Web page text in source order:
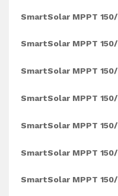
SmartSolar MPPT
SmartSolar MPPT
SmartSolar MPPT
SmartSolar MPPT
SmartSolar MPPT
SmartSolar MPPT
SmartSolar MPPT